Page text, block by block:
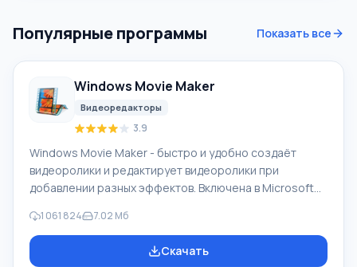
Благодаря встроенному менеджеру закладок, вы
Популярные программы Показать все
Windows Movie Maker
Видеоредакторы
3.9
Windows Movie Maker - быстро и удобно создаёт
видеоролики и редактирует видеоролики при
добавлении разных эффектов. Включена в Microsoft
бесплатный программный пакет Windows Live
Microsoft. Функционал Windows Movie Maker:
Захватывать видео с разных источников
1 061 824 7.02 Мб
Скачать